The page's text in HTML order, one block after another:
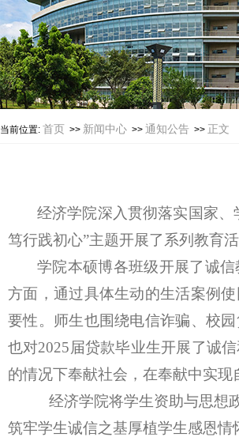
当前位置: 首页 >> 新闻中心 >> 通知公告 >> 正文
经济学院深入贯彻落实国家
笃行践初心”主题开展了系列教育
学院本硕博各班级开展了诚
方面，通过具体生动的生活案例
要性。师生也围绕电信诈骗、校
也对2025届贷款毕业生开展了诚
的情况下奉献社会，在奉献中实现
经济学院将学生资助与思想
筑牢学生诚信之基厚植学生感恩